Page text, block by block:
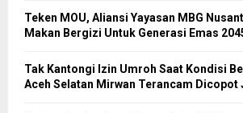
Teken MOU, Aliansi Yayasan MBG
Makan Bergizi Untuk Generasi Emas
Tak Kantongi Izin Umroh Saat Kondisi
Aceh Selatan Mirwan Terancam Dicopot